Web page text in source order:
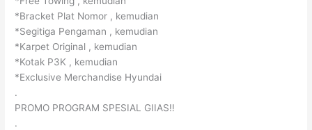
*Bracket Plat Nomor , kemudian
*Segitiga Pengaman , kemudian
*Karpet Original , kemudian
*Kotak P3K , kemudian
*Exclusive Merchandise Hyundai
.
PROMO PROGRAM SPESIAL GIIAS‼️
.